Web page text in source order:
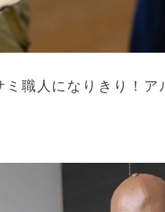
ミ職人になりきり！ア